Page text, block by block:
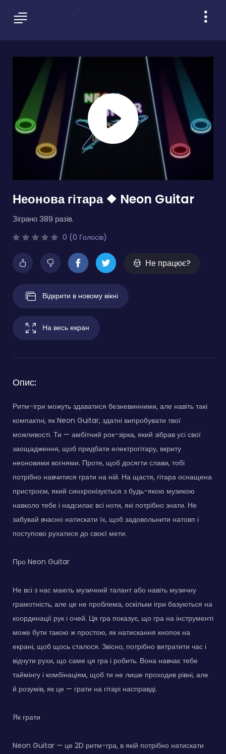
Неонова гітара ❖ Neon Guitar
Зіграно 389 разів.
0 (0 Голосів)
Не працює?
Відкрити в новому вікні
На весь екран
Опис:
Ритм-ігри можуть здаватися безневинними, але навіть такі
компактні, як Neon Guitar, здатні випробувати твої
можливості. Ти — амбітний рок-зірка, який зібрав усі свої
заощадження, щоб придбати електрогітару, вкриту
неоновими вогнями. Проте, щоб досягти слави, тобі
потрібно навчитися грати на ній. На щастя, гітара оснащена
пристроєм, який синхронізується з будь-якою музикою
навколо тебе і надсилає всі ноти, які потрібно знати. Не
забувай вчасно натискати їх, щоб задовольнити натовп і
поступово рухатися до своєї мети.
Про Neon Guitar
Не всі з нас мають музичний талант або навіть музичну
грамотність, але це не проблема, оскільки ігри базуються на
координації рук і очей. Ця гра показує, що гра на інструменті
може бути такою ж простою, як натискання кнопок на
екрані, щоб щось сталося. Звісно, потрібно витратити час і
відчути рухи, що саме ця гра і робить. Вона навчає тебе
таймінгу і комбінаціям, щоб ти не лише проходив рівні, але
й розумів, як це — грати на гітарі насправді.
Як грати
Neon Guitar — це 2D ритм-гра, в якій потрібно натискати